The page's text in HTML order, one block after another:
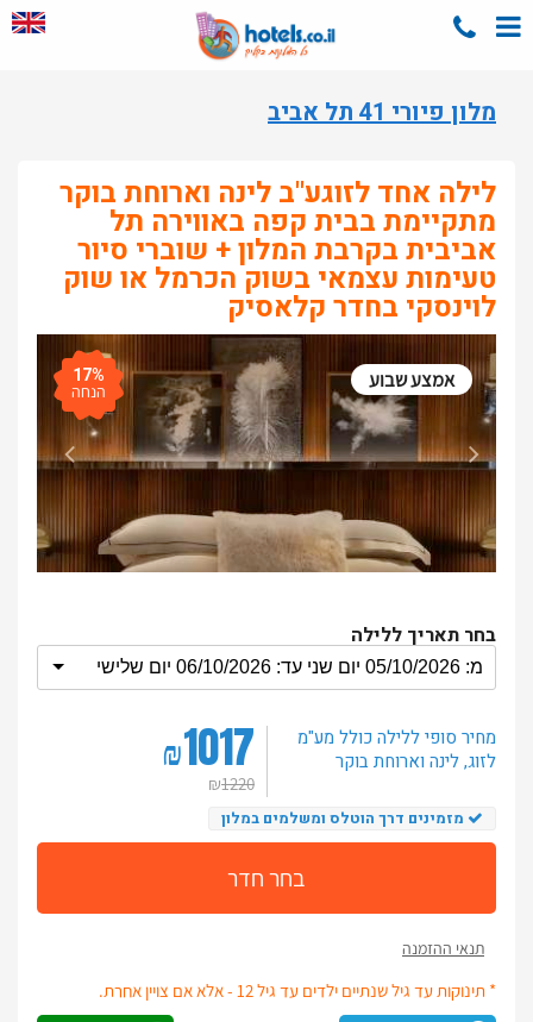
מלון פיורי 41 תל אביב
לילה אחד לזוגע"ב לינה וארוחת בוקר
מתקיימת בבית קפה באווירה תל
אביבית בקרבת המלון + שוברי סיור
טעימות עצמאי בשוק הכרמל או שוק
לוינסקי בחדר קלאסיק
אמצע שבוע 17%
הנחה
בחר תאריך ללילה
₪1017
₪1220
מחיר סופי ללילה כולל מע"מ
לזוג, לינה וארוחת בוקר
מזמינים דרך הוטלס ומשלמים במלון
בחר חדר
תנאי ההזמנה
* תינוקות עד גיל שנתיים ילדים עד גיל 12 - אלא אם צויין אחרת.